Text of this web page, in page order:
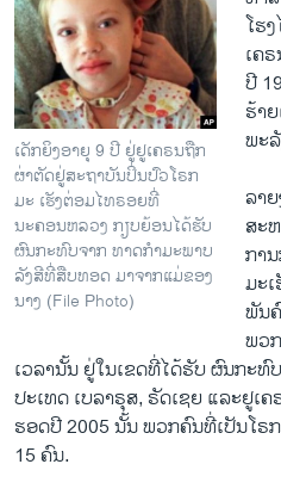
ເດັກຍິງອາຍຸ 9 ປີ ຢູ່ຢູເຄຣນຖືກ
ຜ່າຕັດຢູ່ສະຖາບັນປິ່ນປົວໂຣກ
ມະ ເຮັງຕ່ອມໄທຣອຍທີ່
ນະຄອນຫລວງ ກຽບຍ້ອນໄດ້ຮັບ
ຜົນກະທົບຈາກ ທາດກໍາມະພາບ
ລັງສີທີ່ສືບທອດ ມາຈາກແມ່ຂອງ
ນາງ (File Photo)
ໂຮ
ເຄ
ປີ
ຮ້າ
ພະ
ລາ
ສະ
ກາ
ມະ​
ພັນ​
ພວ
ເວລາ​ນັ້ນ ຢູ່ໃນ​ເຂດ​ທີ່​ໄດ້​ຮັບ ຜົນ​ກະທົ
ປະ​ເທດ ​ເບ​ລາຣຸສ, ຣັດ​ເຊຍ ​ແລະຢູ​ເ
ຮອດປີ 2005 ​ນັ້ນ ພວກ​ຄົນ​ທີ່​ເປັນໂຣ
15 ຄົນ.